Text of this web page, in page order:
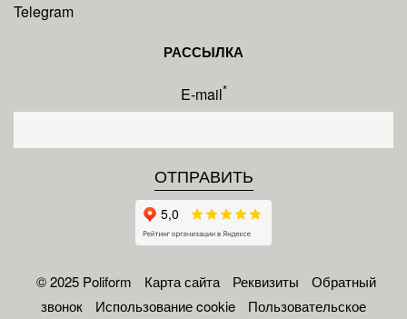
Telegram
РАССЫЛКА
E-mail*
© 2025 Poliform Карта сайта Реквизиты
Обратный
звонок
Использование cookie Пользовательское